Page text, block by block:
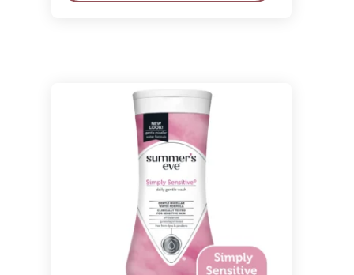
Las
opciones
pueden
elegir
en
la
página
de
producto